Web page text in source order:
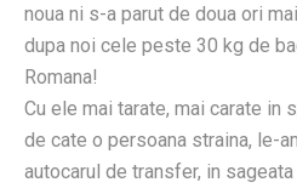
noua ni s-a parut de doua ori
dupa noi cele peste 30 kg de
Romana!
Cu ele mai tarate, mai carate in
de cate o persoana straina, le-
autocarul de transfer, in